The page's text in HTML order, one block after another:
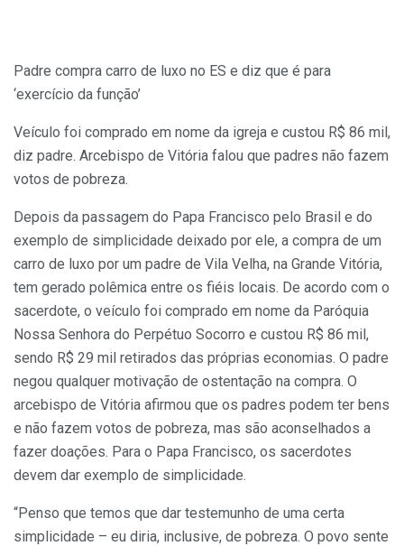
Padre compra carro de luxo no ES e diz que é para
‘exercício da função’
Veículo foi comprado em nome da igreja e custou R$ 86 mil,
diz padre. Arcebispo de Vitória falou que padres não fazem
votos de pobreza.
Depois da passagem do Papa Francisco pelo Brasil e do
exemplo de simplicidade deixado por ele, a compra de um
carro de luxo por um padre de Vila Velha, na Grande Vitória,
tem gerado polêmica entre os fiéis locais. De acordo com o
sacerdote, o veículo foi comprado em nome da Paróquia
Nossa Senhora do Perpétuo Socorro e custou R$ 86 mil,
sendo R$ 29 mil retirados das próprias economias. O padre
negou qualquer motivação de ostentação na compra. O
arcebispo de Vitória afirmou que os padres podem ter bens
e não fazem votos de pobreza, mas são aconselhados a
fazer doações. Para o Papa Francisco, os sacerdotes
devem dar exemplo de simplicidade.
“Penso que temos que dar testemunho de uma certa
simplicidade – eu diria, inclusive, de pobreza. O povo sente